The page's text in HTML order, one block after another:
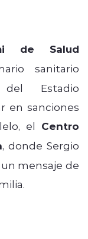
de Salud
sanitario
Estadio
en sanciones
el Centro
, donde Sergio
mensaje de